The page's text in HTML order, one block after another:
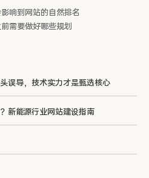
响到网站的自然排名
需要做好哪些规划
误导，技术实力才是甄选核心
新能源行业网站建设指南